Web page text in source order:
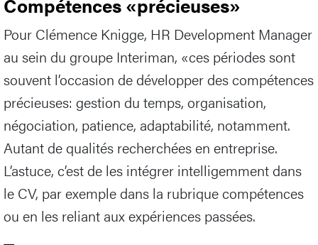
Compétences «précieuses»
Pour Clémence Knigge, HR Development Manager
au sein du groupe Interiman, «ces périodes sont
souvent l’occasion de développer des compétences
précieuses: gestion du temps, organisation,
négociation, patience, adaptabilité, notamment.
Autant de qualités recherchées en entreprise.
L’astuce, c’est de les intégrer intelligemment dans
le CV, par exemple dans la rubrique compétences
ou en les reliant aux expériences passées.